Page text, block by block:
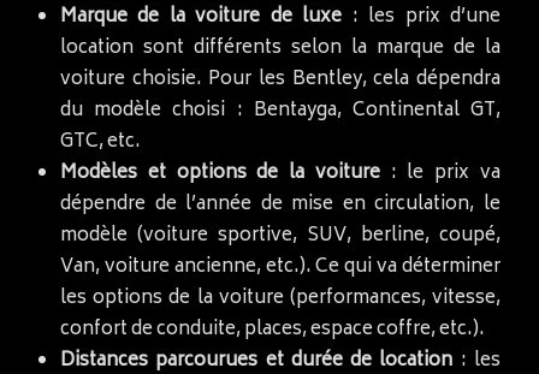
Marque de la voiture de luxe : les prix d’une
location sont différents selon la marque de la
voiture choisie. Pour les Bentley, cela dépendra
du modèle choisi : Bentayga, Continental GT,
GTC, etc.
Modèles et options de la voiture: le prix va
dépendre de l’année de mise en circulation, le
modèle (voiture sportive, SUV, berline, coupé,
Van, voiture ancienne, etc.). Ce qui va déterminer
les options de la voiture (performances, vitesse,
confort de conduite, places, espace coffre, etc.).
Distances parcourues et durée de location : les